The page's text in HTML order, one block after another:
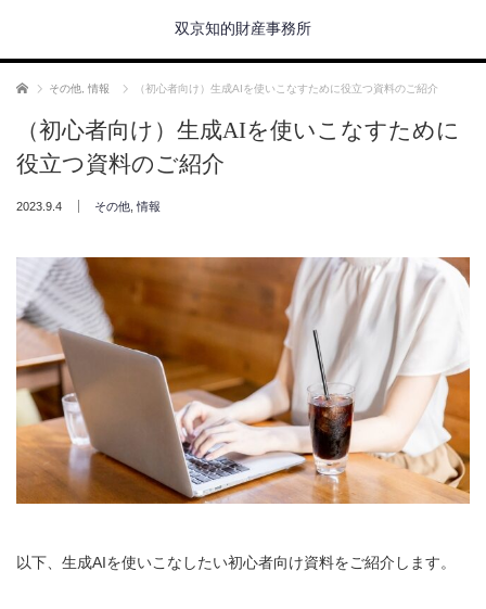
双京知的財産事務所
ホーム その他 情報 （初心者向け）生成AIを使いこなすために役立つ資料のご紹介
（初心者向け）生成AIを使いこなすために
役立つ資料のご紹介
2023.9.4 その他 ,情報
以下、生成AIを使いこなしたい初心者向け資料をご紹介します。